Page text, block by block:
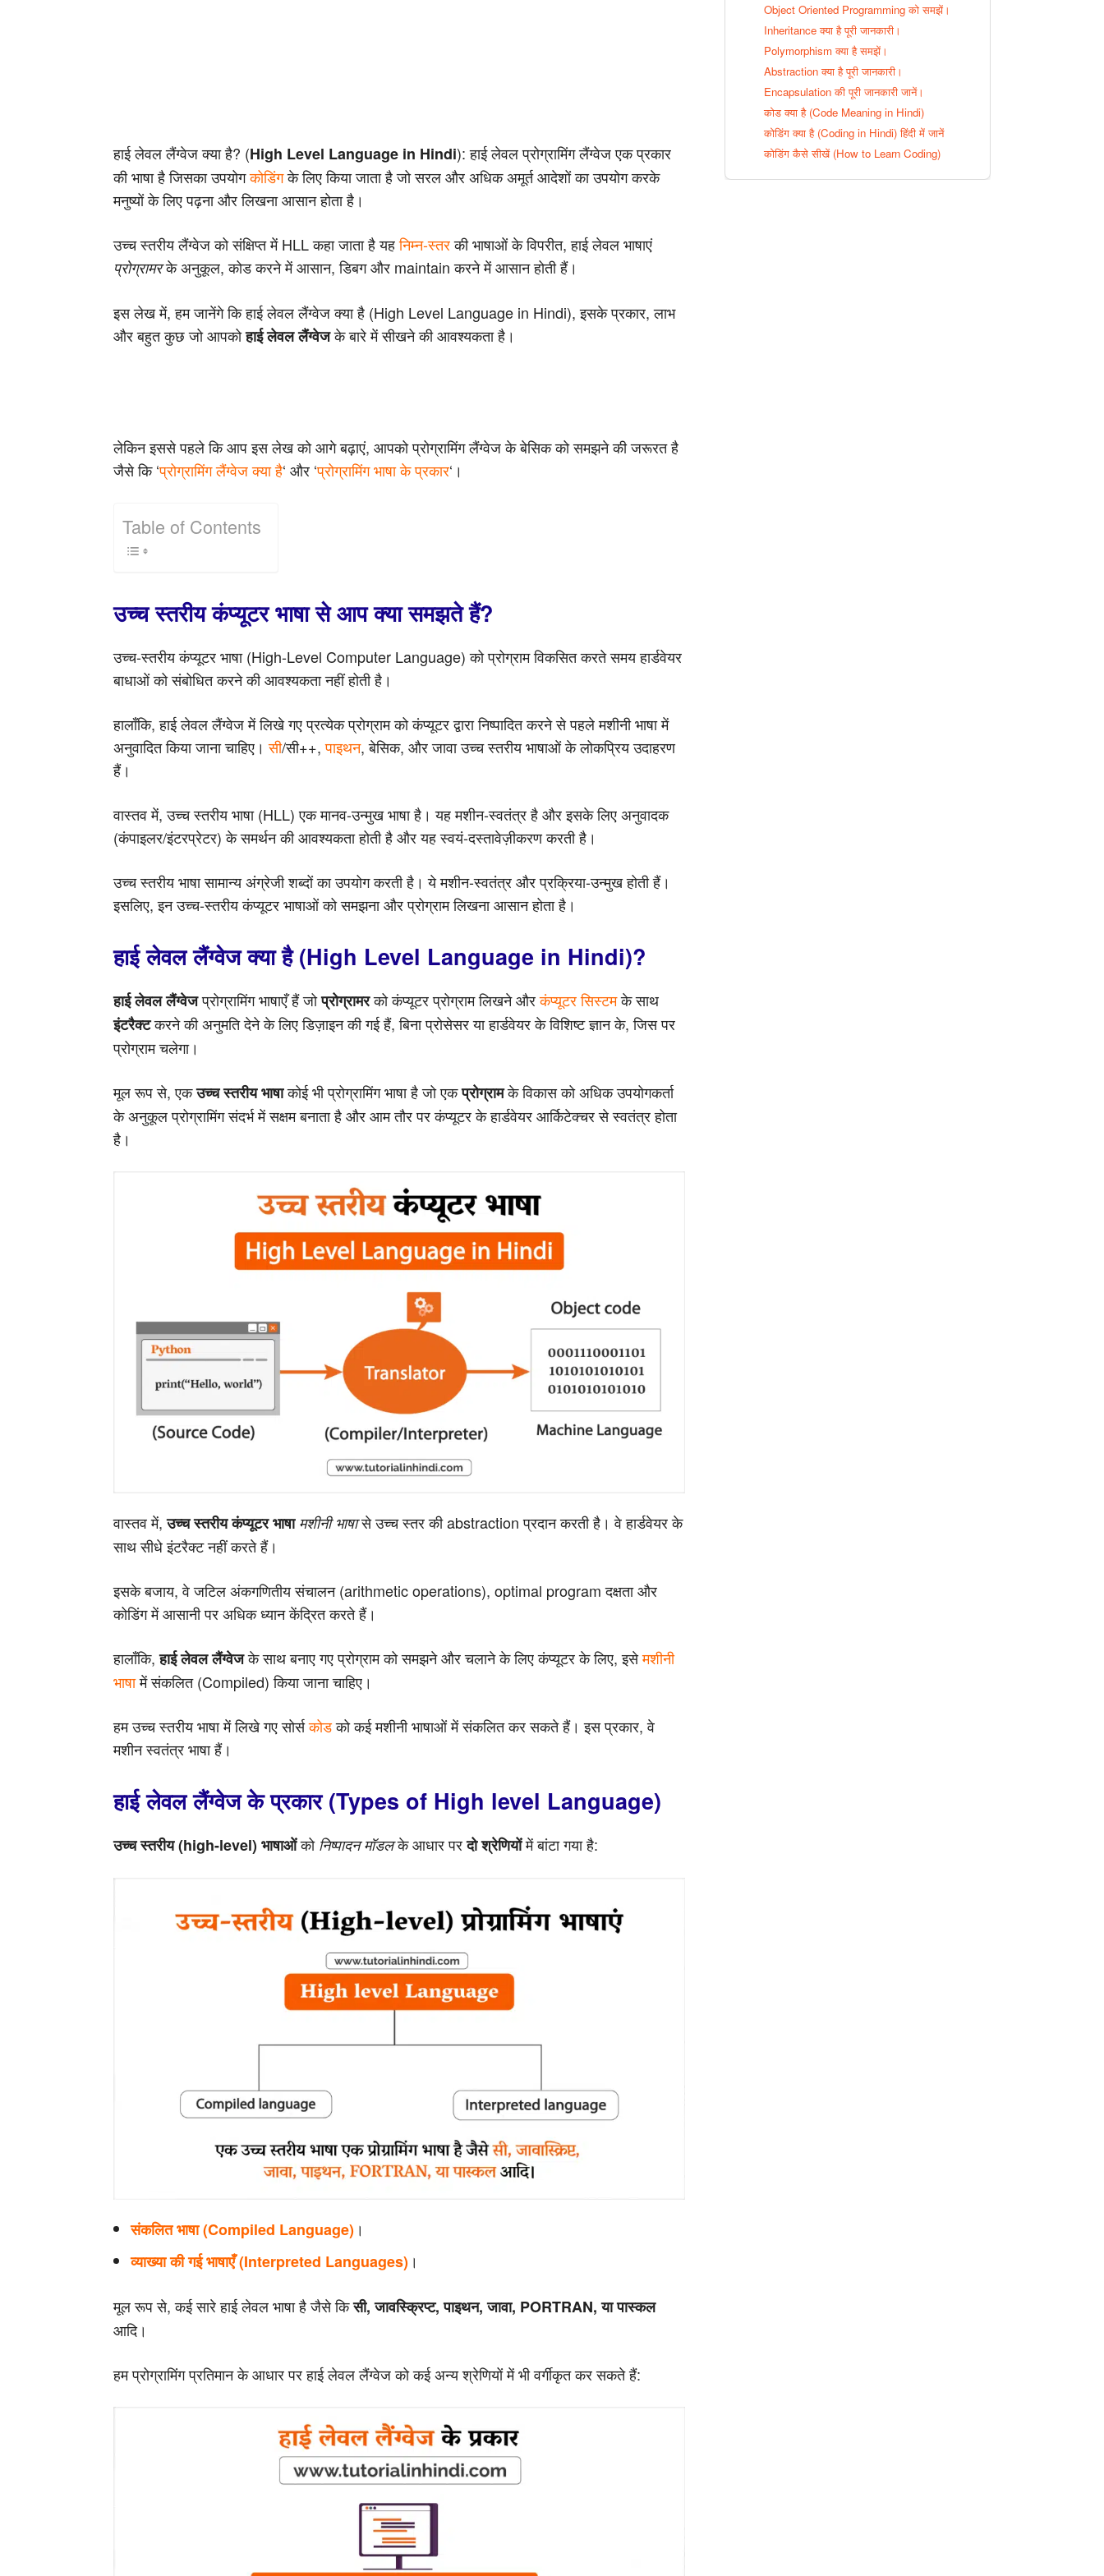
हाई लेवल लैंग्वेज क्या है? (High Level Language in Hindi): हाई लेवल प्रोग्रामिंग लैंग्वेज एक प्रकार
की भाषा है जिसका उपयोगकोडिंगके लिए किया जाता है जो सरल और अधिक अमूर्त आदेशों का उपयोग करके
मनुष्यों के लिए पढ़ना और लिखना आसान होता है।
उच्च स्तरीय लैंग्वेज को संक्षिप्त में HLL कहा जाता है यहनिम्न-स्तरकी भाषाओं के विपरीत, हाई लेवल भाषाएं
प्रोग्रामरके अनुकूल, कोड करने में आसान, डिबग और maintain करने में आसान होती हैं।
इस लेख में, हम जानेंगे कि हाई लेवल लैंग्वेज क्या है (High Level Language in Hindi), इसके प्रकार, लाभ
और बहुत कुछ जो आपकोहाई लेवल लैंग्वेजके बारे में सीखने की आवश्यकता है।
लेकिन इससे पहले कि आप इस लेख को आगे बढ़ाएं, आपको प्रोग्रामिंग लैंग्वेज के बेसिक को समझने की जरूरत है
जैसे कि ‘प्रोग्रामिंग लैंग्वेज क्या है‘ और ‘प्रोग्रामिंग भाषा के प्रकार‘।
Table of Contents
उच्च स्तरीय कंप्यूटर भाषा से आप क्या समझते हैं?
उच्च-स्तरीय कंप्यूटर भाषा (High-Level Computer Language) को प्रोग्राम विकसित करते समय हार्डवेयर
बाधाओं को संबोधित करने की आवश्यकता नहीं होती है।
हालाँकि, हाई लेवल लैंग्वेज में लिखे गए प्रत्येक प्रोग्राम को कंप्यूटर द्वारा निष्पादित करने से पहले मशीनी भाषा में
अनुवादित किया जाना चाहिए।सी/सी++,पाइथन, बेसिक, और जावा उच्च स्तरीय भाषाओं के लोकप्रिय उदाहरण
हैं।
वास्तव में, उच्च स्तरीय भाषा (HLL) एक मानव-उन्मुख भाषा है। यह मशीन-स्वतंत्र है और इसके लिए अनुवादक
(कंपाइलर/इंटरप्रेटर) के समर्थन की आवश्यकता होती है और यह स्वयं-दस्तावेज़ीकरण करती है।
उच्च स्तरीय भाषा सामान्य अंग्रेजी शब्दों का उपयोग करती है। ये मशीन-स्वतंत्र और प्रक्रिया-उन्मुख होती हैं।
इसलिए, इन उच्च-स्तरीय कंप्यूटर भाषाओं को समझना और प्रोग्राम लिखना आसान होता है।
हाई लेवल लैंग्वेज क्या है (High Level Language in Hindi)?
हाई लेवल लैंग्वेजप्रोग्रामिंग भाषाएँ हैं जोप्रोग्रामरको कंप्यूटर प्रोग्राम लिखने औरकंप्यूटर सिस्टमके साथ
इंटरैक्टकरने की अनुमति देने के लिए डिज़ाइन की गई हैं, बिना प्रोसेसर या हार्डवेयर के विशिष्ट ज्ञान के, जिस पर
प्रोग्राम चलेगा।
मूल रूप से, एकउच्च स्तरीय भाषाकोई भी प्रोग्रामिंग भाषा है जो एकप्रोग्रामके विकास को अधिक उपयोगकर्ता
के अनुकूल प्रोग्रामिंग संदर्भ में सक्षम बनाता है और आम तौर पर कंप्यूटर के हार्डवेयर आर्किटेक्चर से स्वतंत्र होता
है।
वास्तव में,उच्च स्तरीय कंप्यूटर भाषा मशीनी भाषासे उच्च स्तर की abstraction प्रदान करती है। वे हार्डवेयर के
साथ सीधे इंटरैक्ट नहीं करते हैं।
इसके बजाय, वे जटिल अंकगणितीय संचालन (arithmetic operations), optimal program दक्षता और
कोडिंग में आसानी पर अधिक ध्यान केंद्रित करते हैं।
हालाँकि,हाई लेवल लैंग्वेजके साथ बनाए गए प्रोग्राम को समझने और चलाने के लिए कंप्यूटर के लिए, इसेमशीनी
भाषामें संकलित (Compiled) किया जाना चाहिए।
हम उच्च स्तरीय भाषा में लिखे गए सोर्सकोडको कई मशीनी भाषाओं में संकलित कर सकते हैं। इस प्रकार, वे
मशीन स्वतंत्र भाषा हैं।
हाई लेवल लैंग्वेज के प्रकार (Types of High level Language)
उच्च स्तरीय (high-level) भाषाओंको निष्पादन मॉडलके आधार परदो श्रेणियोंमें बांटा गया है:
संकलित भाषा (Compiled Language) ।
व्याख्या की गई भाषाएँ (Interpreted Languages) ।
मूल रूप से, कई सारे हाई लेवल भाषा है जैसे किसी, जावस्क्रिप्ट, पाइथन, जावा, PORTRAN, या पास्कल
आदि।
हम प्रोग्रामिंग प्रतिमान के आधार पर हाई लेवल लैंग्वेज को कई अन्य श्रेणियों में भी वर्गीकृत कर सकते हैं:
Object Oriented Programming को समझें।
Inheritance क्या है पूरी जानकारी।
Polymorphism क्या है समझें।
Abstraction क्या है पूरी जानकारी।
Encapsulation की पूरी जानकारी जानें।
कोड क्या है (Code Meaning in Hindi)
कोडिंग क्या है (Coding in Hindi) हिंदी में जानें
कोडिंग कैसे सीखें (How to Learn Coding)